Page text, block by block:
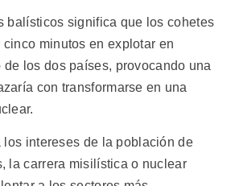
balísticos significa que los cohetes
minutos en explotar en
los dos países, provocando una
con transformarse en una
los intereses de la población de
la carrera misilística o nuclear